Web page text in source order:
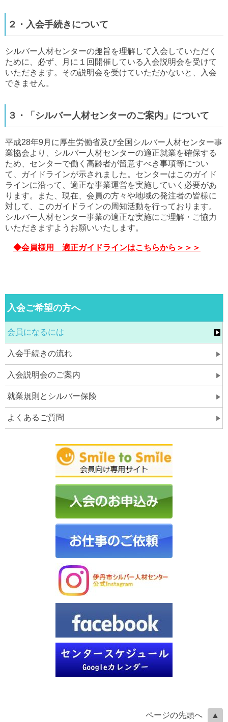
２・入会手続きについて
シルバー人材センターの趣旨を理解して入会していただく
ために、必ず、月に１回開催している入会説明会を受けて
いただきます。その説明会を受けていただかないと、入会
できません。
３・「シルバー人材センターのご案内」について
平成28年9月に厚生労働省及び全国シルバー人材センター事
業協会より、シルバー人材センターの適正就業を確保する
ため、センターで働く高齢者が留意すべき事項等につい
て、ガイドラインが示されました。センターはこのガイド
ラインに沿って、適正な事業運営を実施していく必要があ
ります。また、現在、会員の方々や地域の発注者の皆様に
対して、このガイドラインの周知活動を行っております。
シルバー人材センター事業の適正な実施にご理解・ご協力
いただきますようお願いいたします。
◆会員様用 適正ガイドラインはこちらから＞＞＞
入会ご希望の方へ
会員になるには
入会手続きの流れ
入会説明会のご案内
就業規則とシルバー保険
よくあるご質問
ページの先頭へ